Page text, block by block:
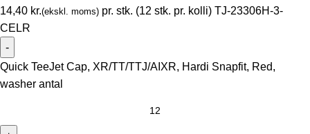
kr.
TJ-23306H-3-
CELR
Quick TeeJet Cap, XR/TT/TTJ/AIXR, Hardi Snapfit, Red,
washer antal